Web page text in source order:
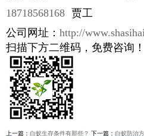
18718568168 贾工
公司网址： http://
扫描下方二维码，免费咨询！
上一篇： 白蚁生存条件有那些？ 下一篇： 白蚁防治